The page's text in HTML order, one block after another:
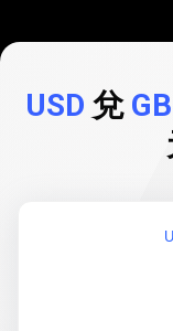
率
USD 兌